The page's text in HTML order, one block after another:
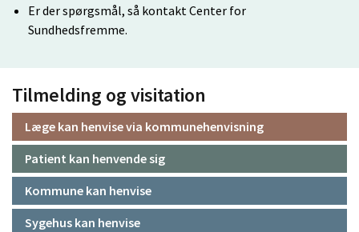
Er der spørgsmål, så kontakt Center for
Sundhedsfremme.
Tilmelding og visitation
Læge kan henvise via kommunehenvisning
Patient kan henvende sig
Kommune kan henvise
Sygehus kan henvise